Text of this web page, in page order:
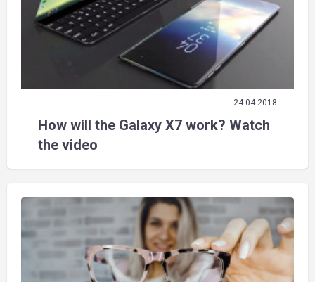
24.04.2018
How will the Galaxy X7 work? Watch
the video